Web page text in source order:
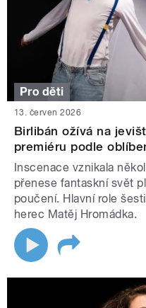
Pro děti
13. červen 2026
Birlibán ožívá na
premiéru podle
Inscenace vznikala
přenese fantaskní svět
poučení. Hlavní role
herec Matěj Hromádka.